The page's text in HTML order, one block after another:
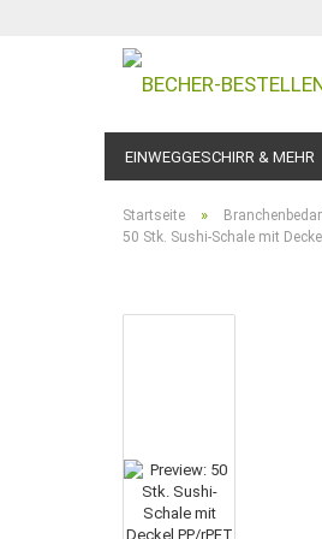
EINWEGGESCHIRR & MEHR
Startseite »
50 Stk. Sushi-Schale mit